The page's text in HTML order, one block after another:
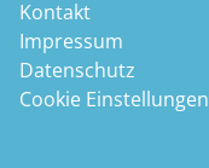
Kontakt
Impressum
Datenschutz
Cookie Einstellungen